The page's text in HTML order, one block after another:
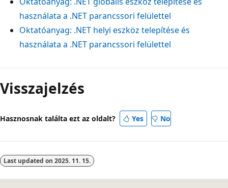
használata a .NET parancssori felülettel
Oktatóanyag: .NET helyi eszköz telepítése és
használata a .NET parancssori felülettel
Visszajelzés
Hasznosnak találta ezt az oldalt? Yes No
Last updated on 2025. 11. 15.